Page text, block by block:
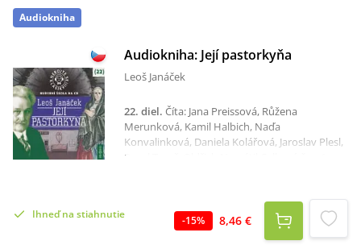
Audiokniha
Audiokniha: Její pastorkyňa
Leoš Janáček
22. diel. Číta: Jana Preissová, Růžena
Merunková, Kamil Halbich, Naďa
Konvalinková, Daniela Kolářová, Jaroslav Plesl,
Pavel Tesař, Oldřich Navrátil Celkový čas: 1
půvabná vesnická dívka Jenůfa a kterého si
nakonec vezme za manžela? A znáte strašné
tajemství, které v sobě ukrývá Jenůfina
Ihneď na stiahnutie -15% 8,46 €